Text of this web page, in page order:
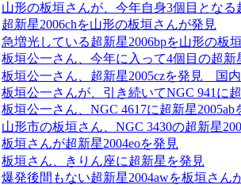
山形の板垣さんが、今年自身3個目となる
超新星2006chを山形の板垣さんが発見
急増光している超新星2006bpを山形の板
板垣公一さん、今年に入って4個目の超新
板垣公一さん、超新星2005czを発見 国
板垣公一さんが、引き続いてNGC 941に
板垣公一さん、NGC 4617に超新星2005ab
山形市の板垣さん、NGC 3430の超新星
板垣さんが超新星2004eoを発見
板垣さん、きりん座に超新星を発見
爆発後間もない超新星2004awを板垣さん